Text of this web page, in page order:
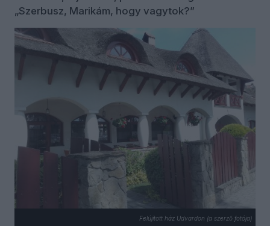
„Szerbusz, Marikám, hogy vagytok?”
Felújított ház Udvardon (a szerző fotója)